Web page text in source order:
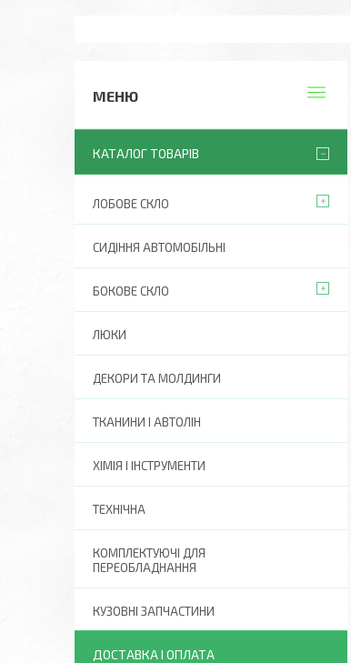
КАТАЛОГ ТОВАРІВ
ЛОБОВЕ СКЛО
СИДІННЯ АВТОМОБІЛЬНІ
БОКОВЕ СКЛО
ЛЮКИ
ДЕКОРИ ТА МОЛДИНГИ
ТКАНИНИ І АВТОЛІН
ХІМІЯ І ІНСТРУМЕНТИ
ТЕХНІЧНА
КОМПЛЕКТУЮЧІ ДЛЯ
ПЕРЕОБЛАДНАННЯ
КУЗОВНІ ЗАПЧАСТИНИ
ДОСТАВКА І ОПЛАТА